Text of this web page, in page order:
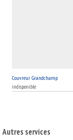
Couvreur Grandchamp
indisponible
Autres services